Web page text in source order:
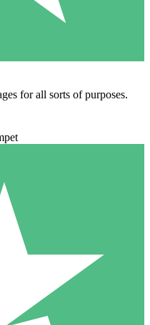
for all sorts of purposes.